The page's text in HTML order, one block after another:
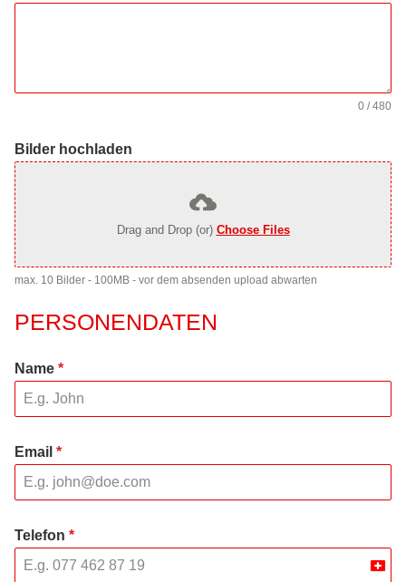
0 / 480
Bilder hochladen
Drag and Drop (or) Choose Files
max. 10 Bilder - 100MB - vor dem absenden upload abwarten
PERSONENDATEN
Name *
Email *
Telefon *